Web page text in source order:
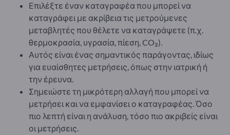
Επιλέξτε έναν καταγραφέα που μπορεί να
καταγράφει με ακρίβεια τις μετρούμενες
μεταβλητές που θέλετε να καταγράψετε (π.χ.
θερμοκρασία, υγρασία, πίεση, CO₂).
Αυτός είναι ένας σημαντικός παράγοντας, ιδίως
για ευαίσθητες μετρήσεις, όπως στην ιατρική ή
την έρευνα.
Σημειώστε τη μικρότερη αλλαγή που μπορεί να
μετρήσει και να εμφανίσει ο καταγραφέας. Όσο
πιο λεπτή είναι η ανάλυση, τόσο πιο ακριβείς είναι
οι μετρήσεις.